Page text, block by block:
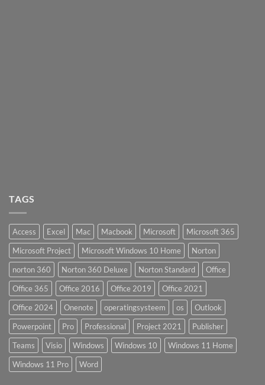
TAGS
Access Excel Mac Macbook Microsoft
Microsoft 365
Microsoft Project
Microsoft Windows 10 Home
Norton
norton 360
Norton 360 Deluxe Norton Standard
Office
Office 365
Office 2016 Office 2019
Office 2021
Office 2024
Onenote operatingsysteem os
Outlook
Powerpoint
Pro Professional Project 2021
Publisher
Teams
Visio Windows Windows 10
Windows 11 Home
Windows 11 Pro
Word